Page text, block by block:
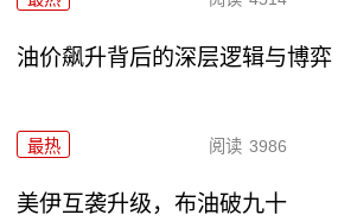
油价飙升背后的深层逻辑与博弈
最热 阅读 3986
美伊互袭升级，布油破九十